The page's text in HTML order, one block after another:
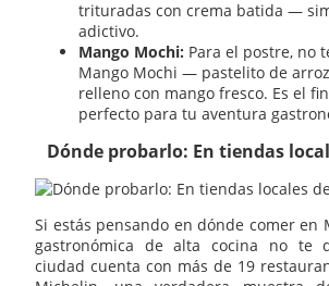
trituradas con crema batida —
adictivo.
Mango Mochi: Para el postre, no
Mango Mochi — pastelito de
relleno con mango fresco. Es el
perfecto para tu aventura
Dónde probarlo: En tiendas
Si estás pensando en dónde comer en
gastronómica de alta cocina no te
ciudad cuenta con más de 19